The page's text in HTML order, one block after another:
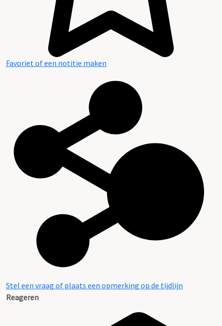
Favoriet of een notitie maken
Stel een vraag of plaats een opmerking op de tijdlijn
Reageren